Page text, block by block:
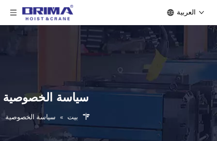
العربية
سياسة الخصوصية
بيت » سياسة الخصوصية